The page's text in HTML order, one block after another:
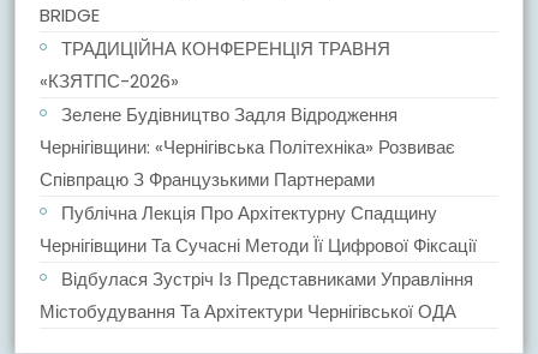
BRIDGE
ТРАДИЦІЙНА КОНФЕРЕНЦІЯ ТРАВНЯ
«КЗЯТПС-2026»
Зелене Будівництво Задля Відродження
Чернігівщини: «Чернігівська Політехніка» Розвиває
Співпрацю З Французькими Партнерами
Публічна Лекція Про Архітектурну Спадщину
Чернігівщини Та Сучасні Методи Її Цифрової Фіксації
Відбулася Зустріч Із Представниками Управління
Містобудування Та Архітектури Чернігівської ОДА